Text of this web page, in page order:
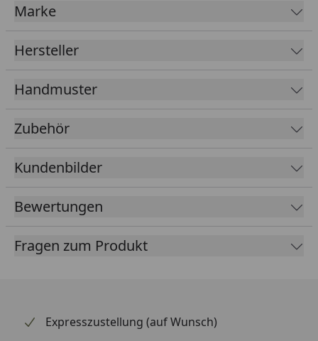
dem
Bestellformular
Marke
Hersteller
Handmuster
Zubehör
Kundenbilder
Bewertungen
Fragen zum Produkt
Expresszustellung (auf Wunsch)